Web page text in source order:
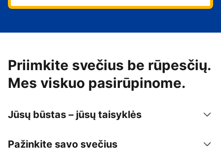
Priimkite svečius be rūpesčių.
Mes viskuo pasirūpinome.
Jūsų būstas – jūsų taisyklės
Pažinkite savo svečius